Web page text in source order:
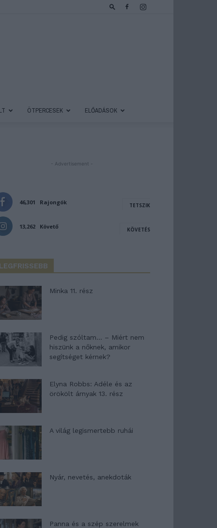
ÖTPERCESEK ELŐADÁSOK
- Advertisement -
46,301 Rajongók TETSZIK
13,262 Követő KÖVETÉS
Minka 11. rész
Pedig szóltam… – Miért nem
hiszünk a nőknek, amikor
segítséget kérnek?
Elyna Robbs: Adéle és az
örökölt árnyak 13. rész
A világ legismertebb ruhái
Nyár, nevetés, anekdoták
Panna és a szép szerelmek